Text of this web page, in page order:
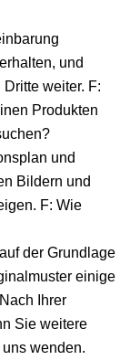
und
weiter. F:
Produkten
und
Bildern und
F: Wie
der Grundlage
einige
Ihrer
Sie weitere
wenden.